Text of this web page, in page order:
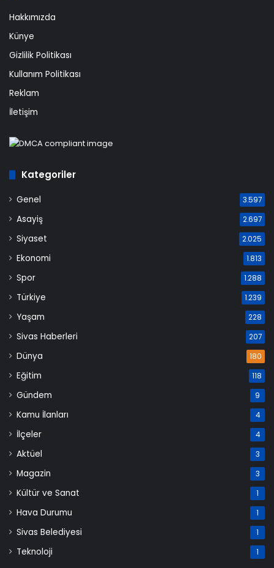
Hakkımızda
Künye
Gizlilik Politikası
Kullanım Politikası
Reklam
İletişim
Kategoriler
Genel 3.597
Asayiş 2.697
Siyaset 2.025
Ekonomi 1.813
Spor 1.288
Türkiye 1.239
Yaşam 228
Sivas Haberleri 207
Dünya 180
Eğitim 118
Gündem 9
Kamu İlanları 4
İlçeler 4
Aktüel 3
Magazin 3
Kültür ve Sanat 1
Hava Durumu 1
Sivas Belediyesi 1
Teknoloji 1